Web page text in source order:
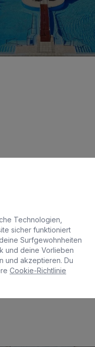
Zum Hotel
und
in Meloneras zu
Technologien,
sicher funktioniert
Surfgewohnheiten
und deine Vorlieben
und akzeptieren. Du
Cookie-Richtlinie